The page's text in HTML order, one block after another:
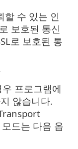
할 수 있는 인
보호된 통신
로 보호된 통
프로그램에
않습니다.
드는 다음 옵